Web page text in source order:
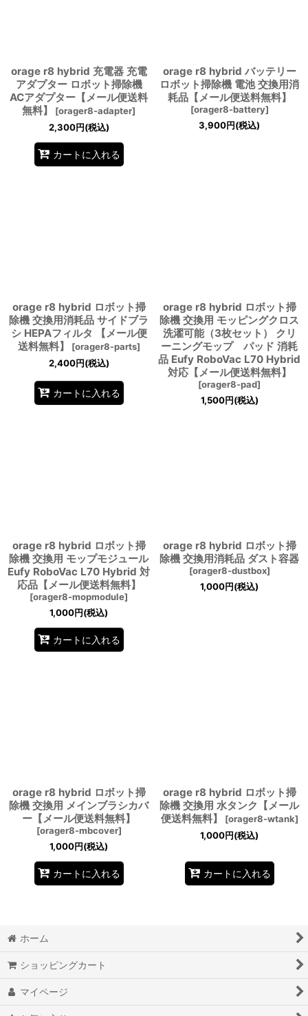
orage r8 hybrid 充電器 充電
アダプター ロボット掃除機
ACアダプター【メール便送料
無料】
[orager8-adapter]
2,300円(税込)
カートに入れる
orage r8 hybrid バッテリー
ロボット掃除機 電池 交換用消
耗品【メール便送料無料】
[orager8-battery]
3,900円(税込)
orage r8 hybrid ロボット掃
除機 交換用消耗品 サイドブラ
シ HEPAフィルタ 【メール便
送料無料】
[orager8-parts]
2,400円(税込)
カートに入れる
orage r8 hybrid ロボット掃
除機 交換用 モッピングクロス
洗濯可能（3枚セット） クリ
ーニングモップ パッド 消耗
品 Eufy RoboVac L70 Hybrid
対応【メール便送料無料】
[orager8-pad]
1,500円(税込)
orage r8 hybrid ロボット掃
除機 交換用 モップモジュール
Eufy RoboVac L70 Hybrid 対
応品【メール便送料無料】
[orager8-mopmodule]
1,000円(税込)
カートに入れる
orage r8 hybrid ロボット掃
除機 交換用消耗品 ダスト容器
[orager8-dustbox]
1,000円(税込)
orage r8 hybrid ロボット掃
除機 交換用 メインブラシカバ
ー【メール便送料無料】
[orager8-mbcover]
1,000円(税込)
カートに入れる
orage r8 hybrid ロボット掃
除機 交換用 水タンク【メール
便送料無料】
[orager8-wtank]
1,000円(税込)
カートに入れる
ホーム
ショッピングカート
マイページ